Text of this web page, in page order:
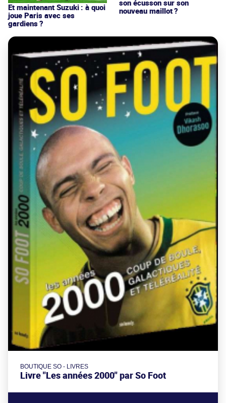
Et maintenant Suzuki : à quoi
joue Paris avec ses
gardiens ?
son écusson sur son
nouveau maillot ?
BOUTIQUE SO - LIVRES
Livre "Les années 2000" par So Foot